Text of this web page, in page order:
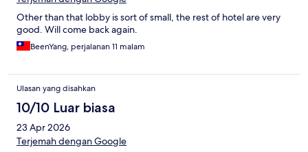
Other than that lobby is sort of small, the rest of hotel are very
good. Will come back again.
BeenYang, perjalanan 11 malam
Ulasan yang disahkan
10/10 Luar biasa
23 Apr 2026
Terjemah dengan Google